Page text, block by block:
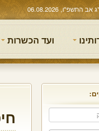
06.08.2026
ועד הכשרות